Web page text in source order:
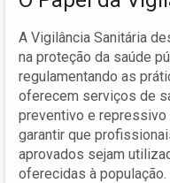
A Vigilância Sanitária
na proteção da saúde
regulamentando as
oferecem serviços de
preventivo e
garantir que
aprovados sejam
oferecidas à população.